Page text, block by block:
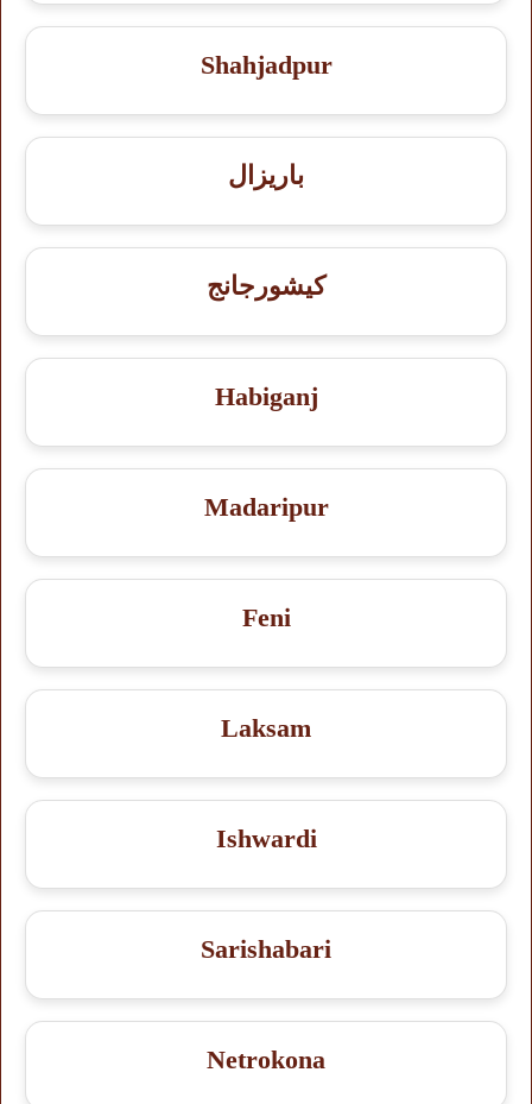
Shahjadpur
باريزال
كيشورجانج
Habiganj
Madaripur
Feni
Laksam
Ishwardi
Sarishabari
Netrokona